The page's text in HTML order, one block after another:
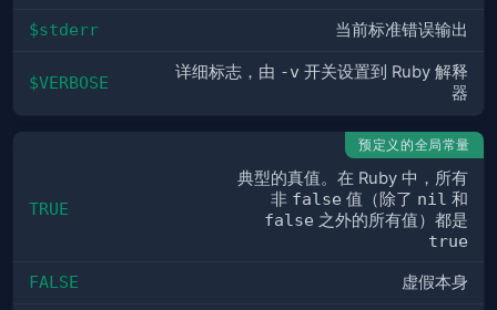
$stderr 当前标准错误输出
$VERBOSE
详细标志，由 -v 开关设置到 Ruby 解释
器
预定义的全局常量
TRUE
典型的真值。在 Ruby 中，所有
非 false 值（除了 nil 和
false 之外的所有值）都是
true
FALSE 虚假本身